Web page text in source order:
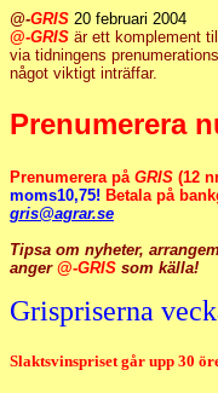
@-GRIS 20 februari 2004
@-GRIS är ett komplement till
via tidningens
något viktigt inträffar.
Prenumerera
Prenumerera på GRIS (12
moms10,75! Betala på
gris@agrar.se
Tipsa om nyheter,
anger @-GRIS som källa!
Grispriserna
Slaktsvinspriset går upp 30